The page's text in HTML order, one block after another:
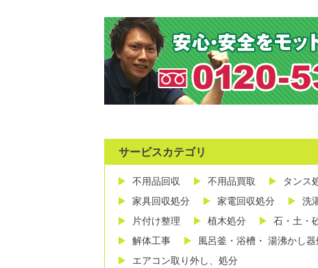
サービスカテゴリ
不用品回収 不用品買取 タンス
家具回収処分
家電回収処分 洗
片付け整理
植木処分 石・土・
解体工事
風呂釜・浴槽・ 湯沸かし
エアコン取り外し、処分